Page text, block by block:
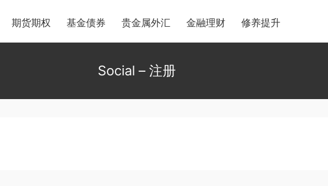
期货期权 基金债券 贵金属外汇 金融理财 修养提升
Social – 注册